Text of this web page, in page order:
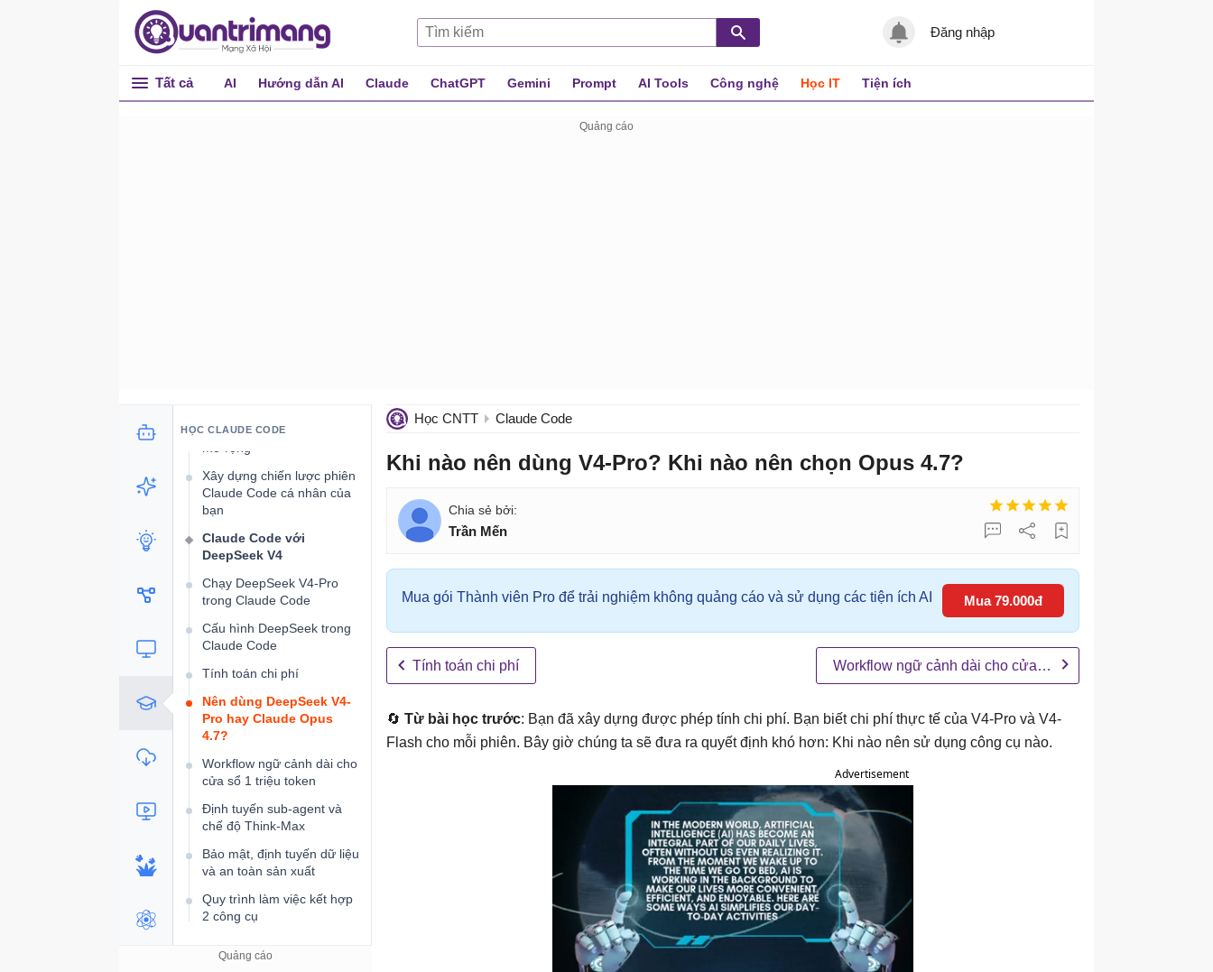
Đăng nhập
Tất cả AI Hướng dẫn AI Claude ChatGPT Gemini Prompt AI Tools Công nghệ Học IT Tiện ích
Học CNTT Claude Code
Khi nào nên dùng V4-Pro? Khi nào nên chọn Opus 4.7?
Trần Mến
Mua gói Thành viên Pro để trải nghiệm không quảng cáo và sử dụng các tiện ích AI Mua 79.000đ
Tính toán chi phí Workflow ngữ cảnh dài cho cửa sổ 1 triệu token
🔄 Từ bài học trước: Bạn đã xây dựng được phép tính chi phí. Bạn biết chi phí thực tế của V4-Pro và V4-
Flash cho mỗi phiên. Bây giờ chúng ta sẽ đưa ra quyết định khó hơn: Khi nào nên sử dụng công cụ nào.
Advertisement
HỌC CLAUDE CODE
Phiên Claude Code
Làm chủ phiên Claude
CLAUDE.md và khả năng
Xây dựng chiến lược phiên
Claude Code cá nhân của
bạn
Claude Code với
DeepSeek V4
Chạy DeepSeek V4-Pro
trong Claude Code
Cấu hình DeepSeek trong
Claude Code
Tính toán chi phí
Nên dùng DeepSeek V4-
Pro hay Claude Opus
4.7?
Workflow ngữ cảnh dài cho
cửa sổ 1 triệu token
Định tuyến sub-agent và
chế độ Think-Max
Bảo mật, định tuyến dữ liệu
và an toàn sản xuất
Quy trình làm việc kết hợp
2 công cụ